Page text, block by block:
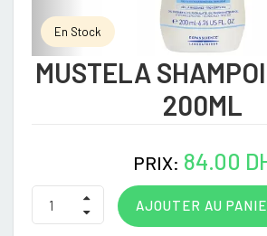
En Stock
MUSTELA
200ML
PRIX: 84.00
AJOUTER AU